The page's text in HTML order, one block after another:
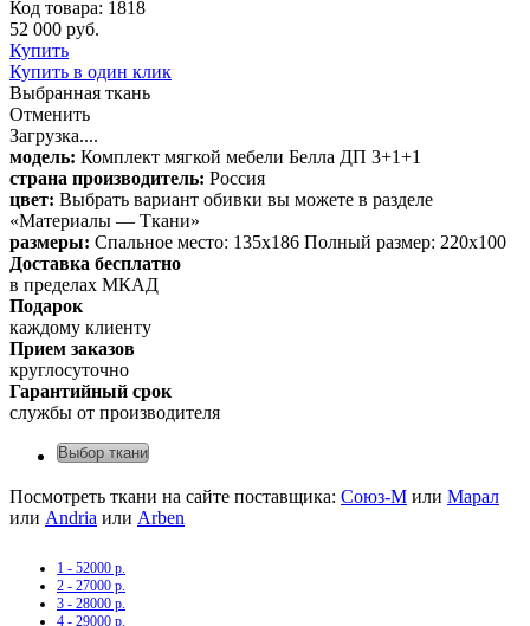
Код товара: 1818
52 000 руб.
Купить
Купить в один клик
Выбранная ткань
Отменить
Загрузка....
модель: Комплект мягкой мебели Белла ДП 3+1+1
страна производитель: Россия
цвет: Выбрать вариант обивки вы можете в разделе
«Материалы — Ткани»
размеры: Спальное место: 135х186 Полный размер: 220х100
Доставка бесплатно
в пределах МКАД
Подарок
каждому клиенту
Прием заказов
круглосуточно
Гарантийный срок
службы от производителя
Выбор ткани
Посмотреть ткани на сайте поставщика: Союз-М или Марал
или Andria или Arben
1 - 52000 р.
2 - 27000 р.
3 - 28000 р.
4 - 29000 р.